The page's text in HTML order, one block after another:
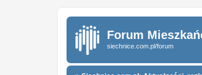
Forum
siechnice.com.pl/forum